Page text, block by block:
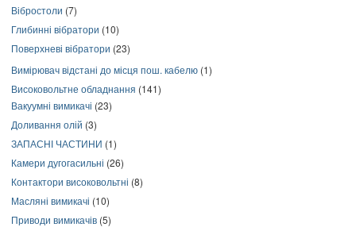
Вібростоли (7)
Глибинні вібратори (10)
Поверхневі вібратори (23)
Вимірювач відстані до місця пош. кабелю (1)
Високовольтне обладнання (141)
Вакуумні вимикачі (23)
Доливання олій (3)
ЗАПАСНІ ЧАСТИНИ (1)
Камери дугогасильні (26)
Контактори високовольтні (8)
Масляні вимикачі (10)
Приводи вимикачів (5)